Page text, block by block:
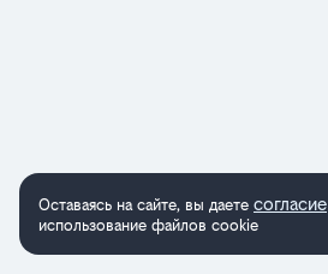
Оставаясь на сайте, вы даете согласие
использование файлов cookie